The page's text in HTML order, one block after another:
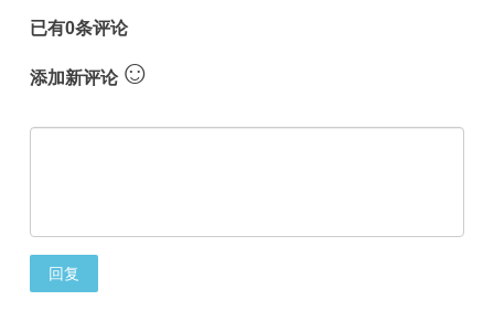
已有0条评论
添加新评论☺
回复